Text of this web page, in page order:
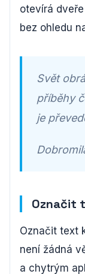
otevírá
bez ohledu
Svět
příběhy
je
Označit
Označit text
není žádná
a chytrým